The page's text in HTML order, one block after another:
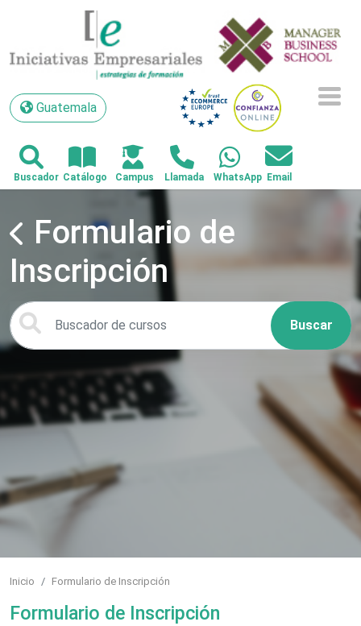
Guatemala
Guatemala
Formulario de
Inscripción
Buscar
Inicio Formulario de Inscripción
Formulario de Inscripción